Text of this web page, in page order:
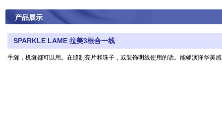
产品展示
SPARKLE LAME 拉美3根合一线
手缝，机缝都可以用。在缝制亮片和珠子，或装饰明线使用的话。能够演绎华美